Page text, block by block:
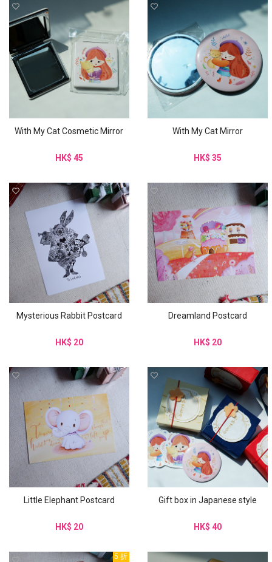
With My Cat Cosmetic Mirror
HK$ 45
With My Cat Mirror
HK$ 35
Mysterious Rabbit Postcard
HK$ 20
Dreamland Postcard
HK$ 20
Little Elephant Postcard
HK$ 20
Gift box in Japanese style
HK$ 40
5 折